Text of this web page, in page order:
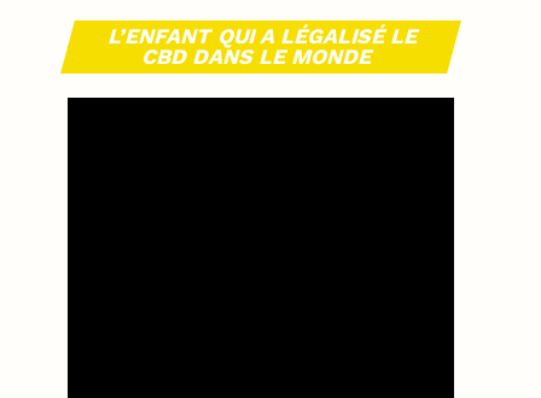
L’ENFANT QUI A LÉGALISÉ LE
CBD DANS LE MONDE